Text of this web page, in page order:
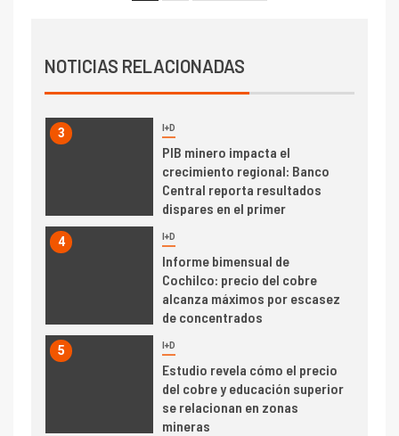
NOTICIAS RELACIONADASProducción minera en mayo de
2026 cae 10,6%
3 I+D
PIB minero impacta el
crecimiento regional: Banco
Central reporta resultados
dispares en el primer
4 I+D
Informe bimensual de
Cochilco: precio del cobre
alcanza máximos por escasez
de concentrados
5 I+D
Estudio revela cómo el precio
del cobre y educación superior
se relacionan en zonas
mineras